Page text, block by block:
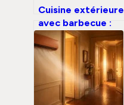
Cuisine extérieure
avec barbecue :
concevoir un
espace de cuisson
durable et sur
mesure